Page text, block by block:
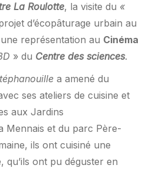
La Roulotte, la visite du «
d’écopâturage urbain au
représentation au Cinéma
» du Centre des sciences.
a amené du
ses ateliers de cuisine et
aux Jardins
Mennais et du parc Père-
ils ont cuisiné une
qu’ils ont pu déguster en